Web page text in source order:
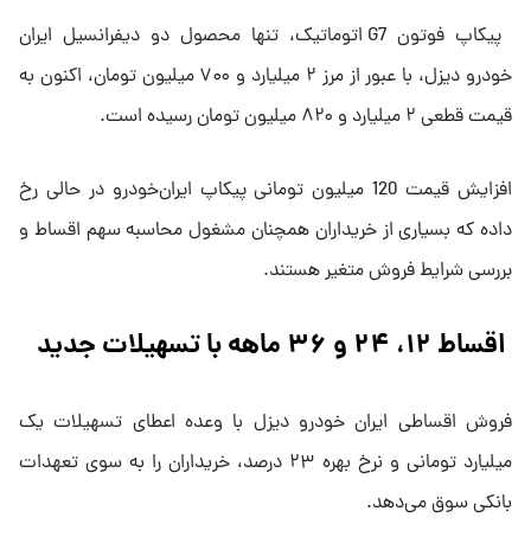
پیکاپ فوتون G7 اتوماتیک، تنها محصول دو دیفرانسیل ایران
خودرو دیزل، با عبور از مرز ۲ میلیارد و ۷۰۰ میلیون تومان، اکنون به
قیمت قطعی ۲ میلیارد و ۸۲۰ میلیون تومان رسیده است.
افزایش قیمت 120 میلیون تومانی پیکاپ ایران‌خودرو در حالی رخ
داده که بسیاری از خریداران همچنان مشغول محاسبه سهم اقساط و
بررسی شرایط فروش متغیر هستند.
اقساط ۱۲، ۲۴ و ۳۶ ماهه با تسهیلات جدید
فروش اقساطی ایران خودرو دیزل با وعده اعطای تسهیلات یک
میلیارد تومانی و نرخ بهره ۲۳ درصد، خریداران را به سوی تعهدات
بانکی سوق می‌دهد.